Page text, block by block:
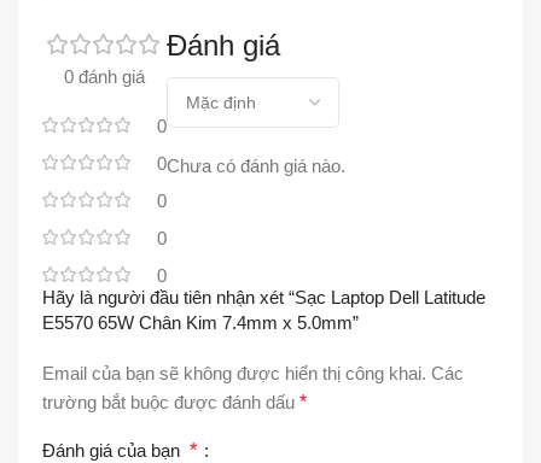
0 đánh giá
0
0
0
0
0
Đánh giá
Chưa có đánh giá nào.
Hãy là người đầu tiên nhận xét “Sạc Laptop Dell Latitude
E5570 65W Chân Kim 7.4mm x 5.0mm”
Email của bạn sẽ không được hiển thị công khai. Các
trường bắt buộc được đánh dấu *
Đánh giá của bạn *